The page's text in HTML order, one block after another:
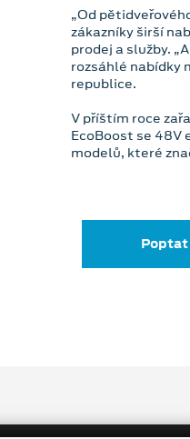
„Od
zákazníky širší
prodej a služby.
rozsáhlé nabídky
republice.
V příštím roce
EcoBoost se
modelů, které
Poptat